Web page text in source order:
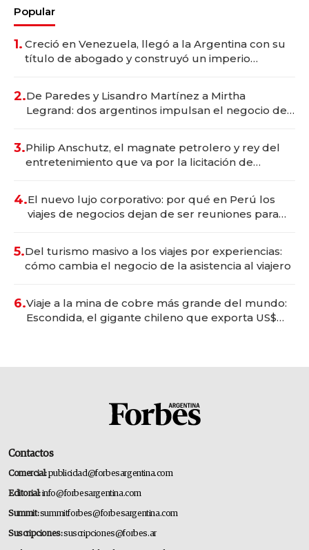
Popular
1. Creció en Venezuela, llegó a la Argentina con su
título de abogado y construyó un imperio
2.De Paredes y Lisandro Martínez a Mirtha
Legrand: dos argentinos impulsan el negocio del
3.Philip Anschutz, el magnate petrolero y rey del
entretenimiento que va por la licitación de
4.El nuevo lujo corporativo: por qué en Perú los
viajes de negocios dejan de ser reuniones para
5.Del turismo masivo a los viajes por experiencias:
cómo cambia el negocio de la asistencia al viajero
6.Viaje a la mina de cobre más grande del mundo:
Escondida, el gigante chileno que exporta US$
Contactos
Comercial:publicidad@forbesargentina.com
Editorial:info@forbesargentina.com
Summit:summitforbes@forbesargentina.com
Suscripciones:suscripciones@forbes.ar